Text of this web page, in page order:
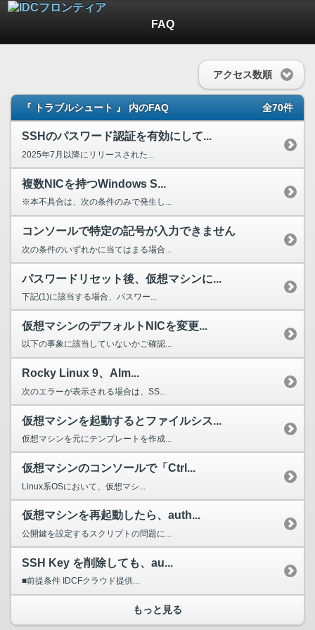
FAQ
アクセス数順
『 トラブルシュート 』 内のFAQ 全70件
SSHのパスワード認証を有効にして...
2025年7月以降にリリースされた...
複数NICを持つWindows S...
※本不具合は、次の条件のみで発生し...
コンソールで特定の記号が入力できません
次の条件のいずれかに当てはまる場合...
パスワードリセット後、仮想マシンに...
下記(1)に該当する場合、パスワー...
仮想マシンのデフォルトNICを変更...
以下の事象に該当していないかご確認...
Rocky Linux 9、Alm...
次のエラーが表示される場合は、SS...
仮想マシンを起動するとファイルシス...
仮想マシンを元にテンプレートを作成...
仮想マシンのコンソールで「Ctrl...
Linux系OSにおいて、仮想マシ...
仮想マシンを再起動したら、auth...
公開鍵を設定するスクリプトの問題に...
SSH Key を削除しても、au...
■前提条件 IDCFクラウド提供...
もっと見る